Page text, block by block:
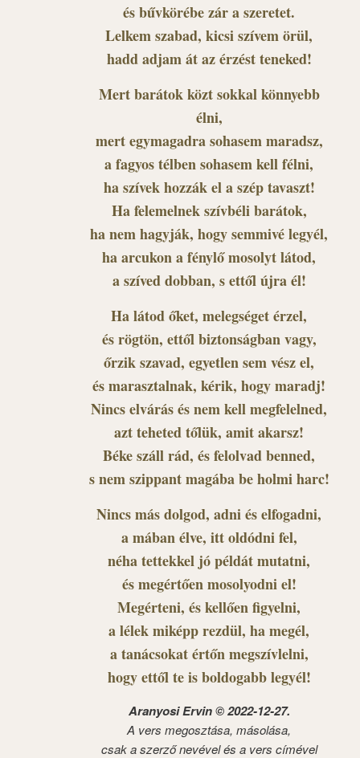
és bűvkörébe zár a szeretet.
Lelkem szabad, kicsi szívem örül,
hadd adjam át az érzést teneked!
Mert barátok közt sokkal könnyebb
élni,
mert egymagadra sohasem maradsz,
a fagyos télben sohasem kell félni,
ha szívek hozzák el a szép tavaszt!
Ha felemelnek szívbéli barátok,
ha nem hagyják, hogy semmivé legyél,
ha arcukon a fénylő mosolyt látod,
a szíved dobban, s ettől újra él!
Ha látod őket, melegséget érzel,
és rögtön, ettől biztonságban vagy,
őrzik szavad, egyetlen sem vész el,
és marasztalnak, kérik, hogy maradj!
Nincs elvárás és nem kell megfelelned,
azt teheted tőlük, amit akarsz!
Béke száll rád, és felolvad benned,
s nem szippant magába be holmi harc!
Nincs más dolgod, adni és elfogadni,
a mában élve, itt oldódni fel,
néha tettekkel jó példát mutatni,
és megértően mosolyodni el!
Megérteni, és kellően figyelni,
a lélek miképp rezdül, ha megél,
a tanácsokat értőn megszívlelni,
hogy ettől te is boldogabb legyél!
Aranyosi Ervin © 2022-12-27.
A vers megosztása, másolása,
csak a szerző nevével és a vers címével